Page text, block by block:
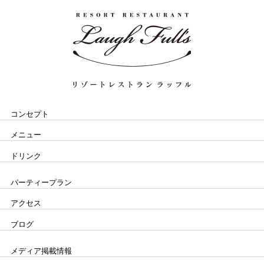
コンセプト
メニュー
ドリンク
パーティープラン
アクセス
ブログ
メディア掲載情報